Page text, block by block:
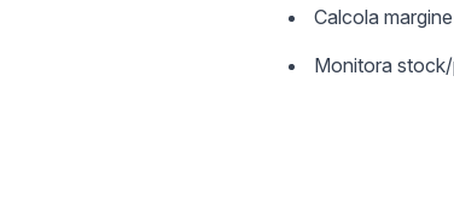
Calcola
Monitora